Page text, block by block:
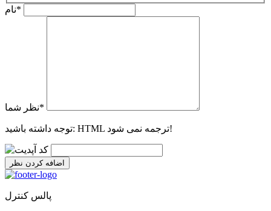
نام*
نظر شما*
توجه داشته باشید: HTML ترجمه نمی شود!
اضافه کردن نظر
پالس کنترل